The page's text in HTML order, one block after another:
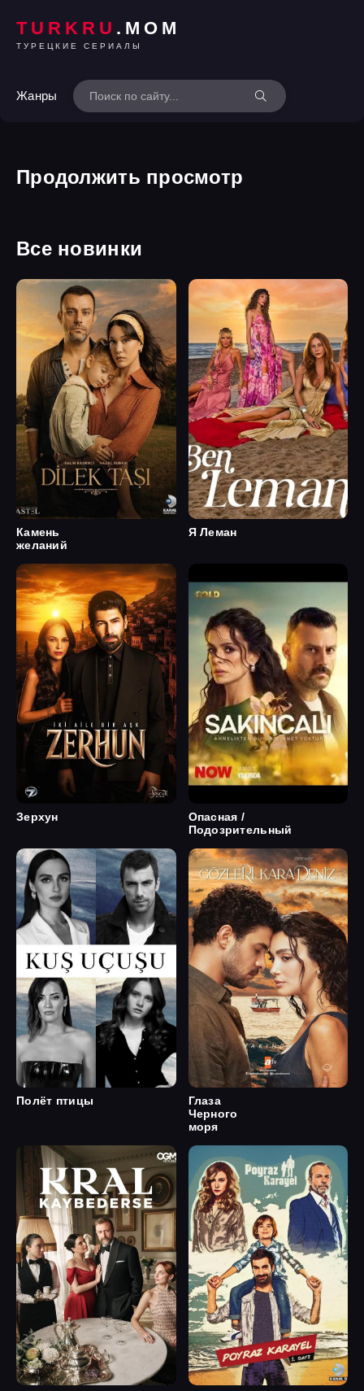
TURKRU .MOM
ТУРЕЦКИЕ СЕРИАЛЫ
Жанры
Продолжить просмотр
Все новинки
Камень
желаний
Я Леман
Зерхун
Опасная /
Подозрительный
Полёт птицы
Глаза
Черного
моря